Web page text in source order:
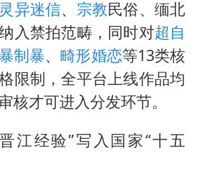
胡彦斌获《歌手2026》歌王
胜宏科技：股票交易异常波动
日本试射“战斧”导弹，国防部回应
胡彦斌韩磊 谁帮谁
夯实基础开新局
灵异迷信、 宗教民俗、缅北
入禁拍范畴，同时对超自
制暴、 畸形婚恋等13类核
限制，全平台上线作品均
核才可进入分发环节。
江经验”写入国家“十五